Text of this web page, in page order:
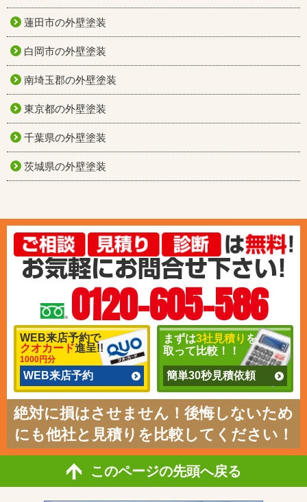
蓮田市の外壁塗装
白岡市の外壁塗装
南埼玉郡の外壁塗装
東京都の外壁塗装
千葉県の外壁塗装
茨城県の外壁塗装
0120-605-586
WEB来店予約で
クオカード進呈!!
1000円分
WEB来店予約
まずは3社見積り を
取って比較！！
簡単30秒見積依頼
絶対に損はさせません！後悔しないため
にも他社と見積りを比較してください！
このページの先頭へ戻る